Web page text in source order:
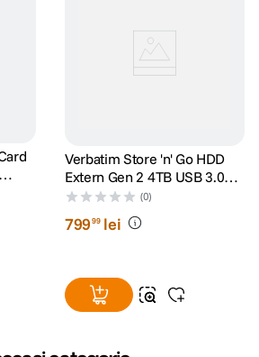
Verbatim Store 'n' Go HDD
Extern Gen 2 4TB USB 3.0
Negru
(0)
79999 lei